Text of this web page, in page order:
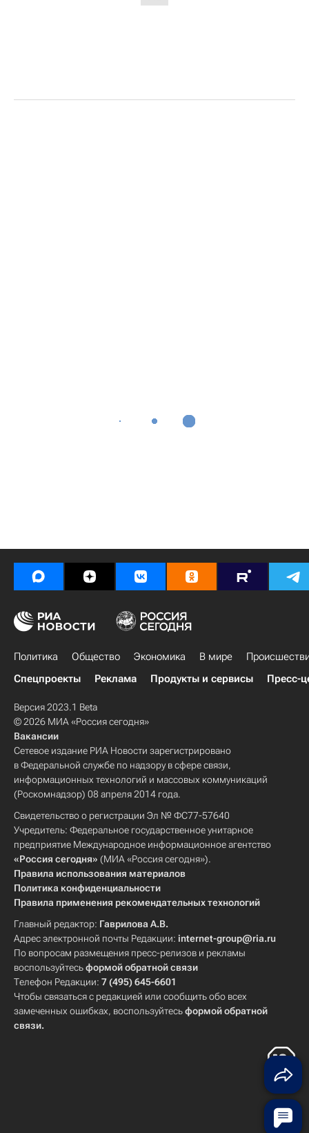
Политика Общество Экономика В мире
Спецпроекты
Реклама Продукты и сервисы Пресс-
Версия 2023.1 Beta
© 2026 МИА «Россия сегодня»
Вакансии
Сетевое издание РИА Новости зарегистрировано
в Федеральной службе по надзору в сфере связи,
информационных технологий и массовых коммуникаций
(Роскомнадзор) 08 апреля 2014 года.
Свидетельство о регистрации Эл № ФС77-57640
Учредитель: Федеральное государственное унитарное
предприятие Международное информационное агентство
«Россия сегодня» (МИА «Россия сегодня»).
Правила использования материалов
Политика конфиденциальности
Правила применения рекомендательных технологий
Главный редактор: Гаврилова А.В.
Адрес электронной почты Редакции: internet-group@ria.ru
По вопросам размещения пресс-релизов и рекламы
воспользуйтесьформой обратной связи
Телефон Редакции: 7 (495) 645-6601
Чтобы связаться с редакцией или сообщить обо всех
замеченных ошибках, воспользуйтесьформой обратной
связи.